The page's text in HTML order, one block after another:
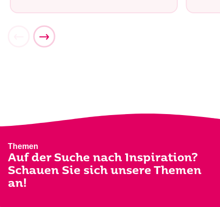
Themen
Auf der Suche nach Inspiration?
Schauen Sie sich unsere Themen
an!